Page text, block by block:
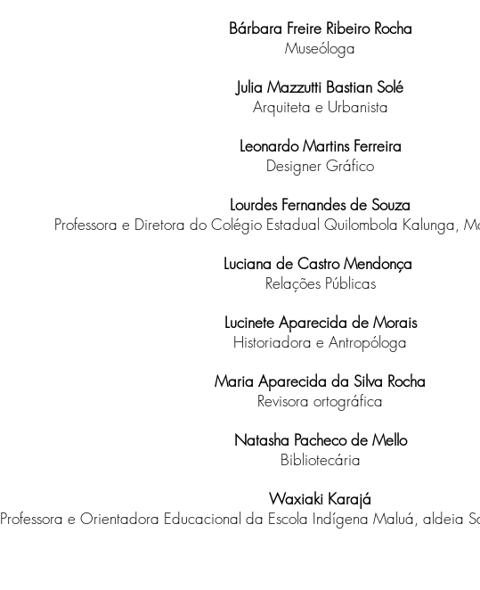
Bárbara Freire Ribeiro Rocha
Museóloga
Julia Mazzutti Bastian Solé
Arquiteta e Urbanista
Leonardo Martins Ferreira
Designer Gráfico
Lourdes Fernandes de Souza
Professora e Diretora do Colégio Estadual Quilombola Kalunga,
Luciana de Castro Mendonça
Relações Públicas
Lucinete Aparecida de Morais
Historiadora e Antropóloga
Maria Aparecida da Silva Rocha
Revisora ortográfica
Natasha Pacheco de Mello
Bibliotecária
Waxiaki Karajá
Professora e Orientadora Educacional da Escola Indígena Maluá, aldeia